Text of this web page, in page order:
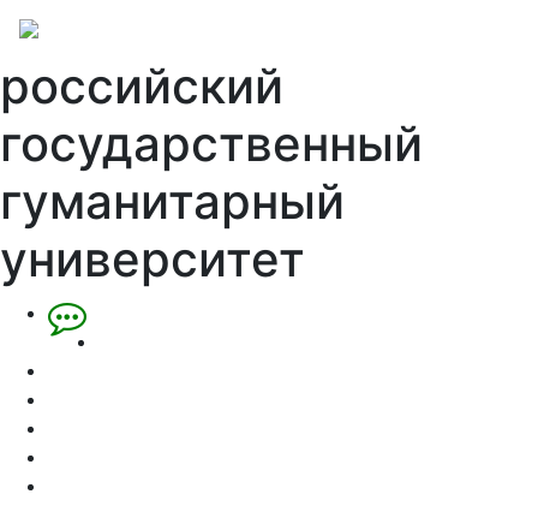
российский
государственный
гуманитарный
университет